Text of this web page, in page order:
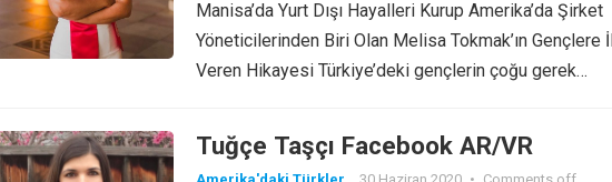
Manisa’da Yurt Dışı Hayalleri Kurup Amerika’da Şirket
Yöneticilerinden Biri Olan Melisa Tokmak’ın Gençlere
Veren Hikayesi Türkiye’deki gençlerin çoğu gerek…
Tuğçe Taşçı Facebook AR/VR